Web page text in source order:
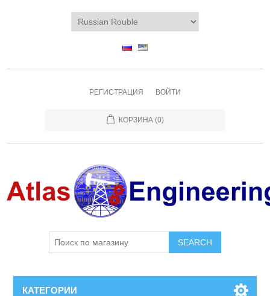
РЕГИСТРАЦИЯ ВОЙТИ
КОРЗИНА (0)
КАТЕГОРИИ